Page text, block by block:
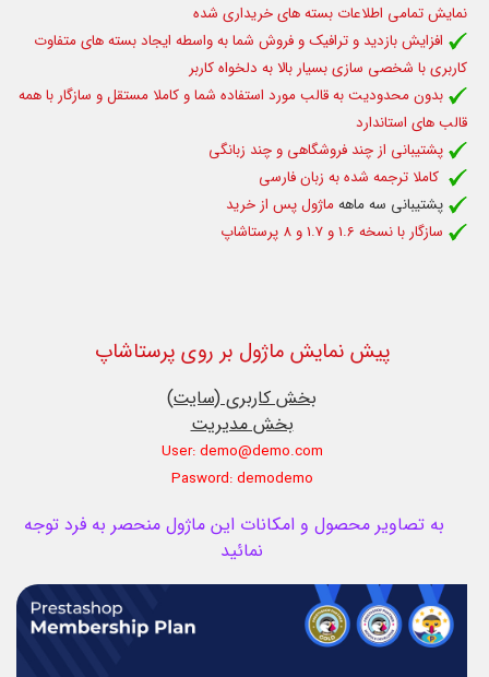
نمایش تمامی اطلاعات بسته های خریداری شده
افزایش بازدید و ترافیک و فروش شما به واسطه ایجاد بسته های متفاوت
کاربری با شخصی سازی بسیار بالا به دلخواه کاربر
بدون محدودیت به قالب مورد استفاده شما و کاملا مستقل و سازگار با همه
قالب های استاندارد
پشتیبانی از چند فروشگاهی و چند زبانگی
کاملا ترجمه شده به زبان فارسی
پشتیبانی سه ماههماژول پس از خرید
سازگار با نسخه 1.6 و 1.7 و 8 پرستاشاپ
پیش نمایش ماژول بر روی پرستاشاپ
بخش کاربری (سایت)
بخش مدیریت
User: demo@demo.com
Pasword: demodemo
به تصاویر محصول و امکانات این ماژول منحصر به فرد توجه
نمائید